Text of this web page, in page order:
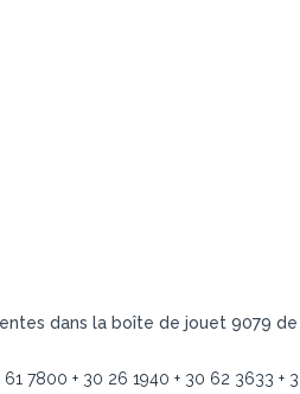
dans la boîte de jouet 9079 de
7800 + 30 26 1940 + 30 62 3633 +